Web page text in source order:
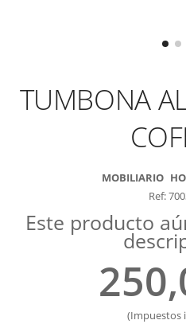
TUMBONA
MOBILIARIO
Ref:
Este producto
(Impuestos